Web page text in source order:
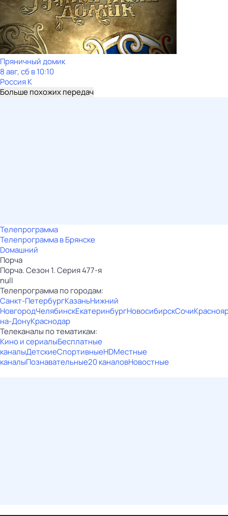
Пряничный домик
8 авг, сб в 10:10
Россия К
Больше похожих передач
Телепрограмма
Телепрограмма в Брянске
Dомашний
Порча
Порча. Сезон 1. Серия 477-я
null
Телепрограмма по городам:
Санкт-ПетербургКазаньНижний
НовгородЧелябинскЕкатеринбургНовосибирскСочи
на-ДонуКраснодар
Телеканалы по тематикам:
Кино и сериалыБесплатные
каналыДетскиеСпортивныеHDМестные
каналыПознавательные20 каналовНовостные